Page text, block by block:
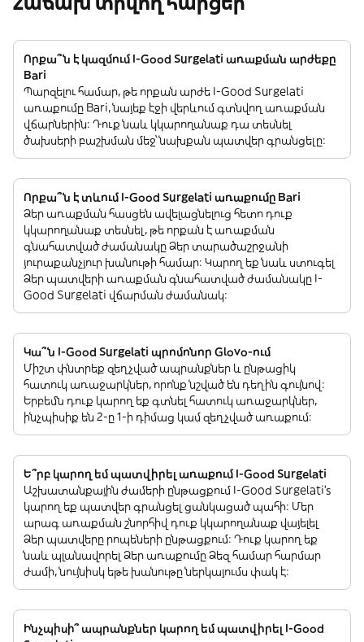
Որքա՞ն է կազմում I-Good Surgelati առաքման արժեքը
Bari
Պարզելու համար, թե որքան արժե I-Good Surgelati
առաքումը Bari, նայեք էջի վերևում գտնվող առաքման
վճարներին: Դուք նաև կկարողանաք դա տեսնել
ծախսերի բաշխման մեջ՝ նախքան պատվեր գրանցելը:
Որքա՞ն է տևում I-Good Surgelati առաքումը Bari
Ձեր առաքման հասցեն ավելացնելուց հետո դուք
կկարողանաք տեսնել, թե որքան է առաքման
գնահատված ժամանակը Ձեր տարածաշրջանի
յուրաքանչյուր խանութի համար: Կարող եք նաև ստուգել
Ձեր պատվերի առաքման գնահատված ժամանակը I-
Good Surgelati վճարման ժամանակ:
Կա՞ն I-Good Surgelati պրոմոնոր Glovo-ում
Միշտ փնտրեք զեղչված ապրանքներ և ընթացիկ
հատուկ առաջարկներ, որոնք նշված են դեղին գույնով:
Երբեմն դուք կարող եք գտնել հատուկ առաջարկներ,
ինչպիսիք են 2-ը 1-ի դիմաց կամ զեղչված առաքում:
Ե՞րբ կարող եմ պատվիրել առաքում I-Good Surgelati
Աշխատանքային ժամերի ընթացքում I-Good Surgelati’s
կարող եք պատվեր գրանցել ցանկացած պահի: Մեր
արագ առաքման շնորհիվ դուք կկարողանաք վայելել
Ձեր պատվերը րոպեների ընթացքում: Դուք կարող եք
նաև պլանավորել Ձեր առաքումը Ձեզ համար հարմար
ժամի, նույնիսկ եթե խանութը ներկայումս փակ է:
Ինչպիսի՞ ապրանքներ կարող եմ պատվիրել I-Good